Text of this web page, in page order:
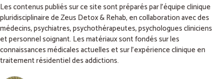
Les contenus publiés sur ce site sont préparés par l’équipe clinique
pluridisciplinaire de Zeus Detox & Rehab, en collaboration avec des
médecins, psychiatres, psychothérapeutes, psychologues cliniciens
et personnel soignant. Les matériaux sont fondés sur les
connaissances médicales actuelles et sur l’expérience clinique en
traitement résidentiel des addictions.